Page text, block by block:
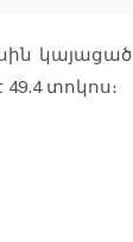
կայացած
տոկոս։